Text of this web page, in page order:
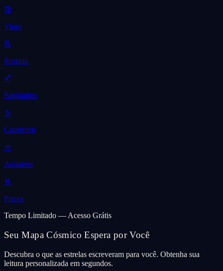
♍
Virgo
♏
Scorpio
♐
Sagittarius
♑
Capricorn
♒
Aquarius
♓
Pisces
Tempo Limitado — Acesso Grátis
Seu Mapa Cósmico Espera por Você
Descubra o que as estrelas escreveram para você. Obtenha sua
leitura personalizada em segundos.